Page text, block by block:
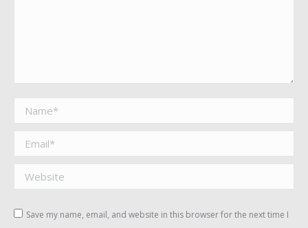
Name *
Email *
Website
Save my name, email, and website in this browser for the next time I